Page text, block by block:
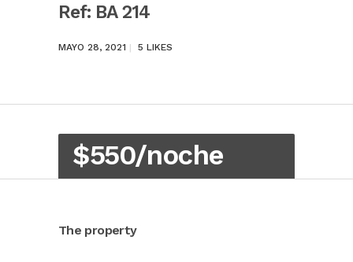
Ref: BA 214
MAYO 28, 2021 5 LIKES
$550/noche
The property